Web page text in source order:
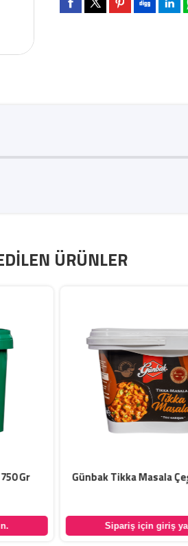
ÜRÜNLER
Günbak Tikka Masala Çeşni
Sipariş için giriş yapın.